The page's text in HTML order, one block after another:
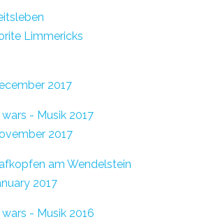
Limmericks
2017
wars - Musik 2017
2017
am Wendelstein
2017
wars - Musik 2016